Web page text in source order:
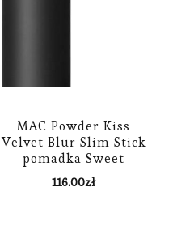
MAC Powder Kiss
Velvet Blur Slim Stick
pomadka Sweet
Cinnamon 2.3g
116.00zł